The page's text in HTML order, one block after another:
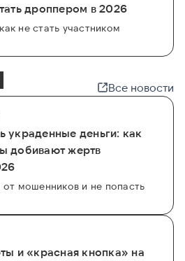
дроппером в 2026
не стать участником
Все новости
украденные деньги: как
добивают жертв
от мошенников и не попасть
и «красная кнопка» на